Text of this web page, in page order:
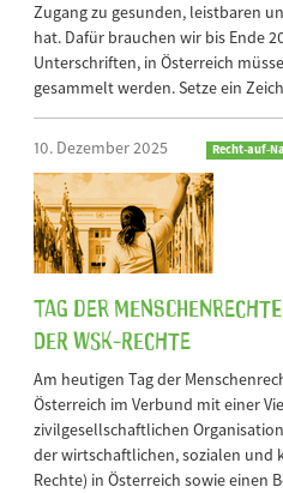
Zugang zu gesunden, leistbaren
hat. Dafür brauchen wir bis Ende
Unterschriften, in Österreich
gesammelt werden. Setze ein
10. Dezember 2025 Recht-auf-
Tag der
der WSK-Rechte
Am heutigen Tag der
Österreich im Verbund mit einer
zivilgesellschaftlichen
der wirtschaftlichen, sozialen und
Rechte) in Österreich sowie einen